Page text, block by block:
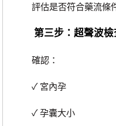
評估是否符合藥流條
第三步：超聲波檢
確認：
✓ 宮內孕
✓ 孕囊大小